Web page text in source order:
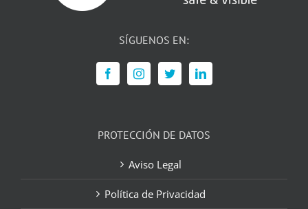
SÍGUENOS EN:
PROTECCIÓN DE DATOS
Aviso Legal
Política de Privacidad